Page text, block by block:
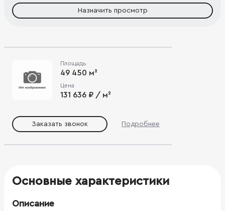
Назначить просмотр
Площадь
49 450 м²
Цена
131 636 ₽ / м²
Заказать звонок Подробнее
Основные характеристики
Описание